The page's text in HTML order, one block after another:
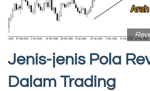
Jenis-jenis Pola
Dalam Trading